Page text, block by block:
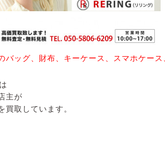
バッグ、財布、キーケース、スマホケー
主が
買取しています。